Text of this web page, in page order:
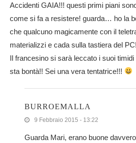
Accidenti GAIA!!! questi primi piani
come si fa a resistere! guarda… ho la
che qualcuno magicamente con il
materializzi e cada sulla tastiera del PC!
Il francesino si sarà leccato i suoi
sta bontà!! Sei una vera tentatrice!!!
BURROEMALLA
9 Febbraio 2015 - 13:22
Guarda Mari, erano buone